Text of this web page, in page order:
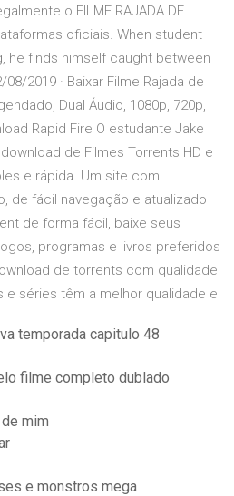
o FILME RAJADA DE
oficiais. When student
he finds himself caught between
2019 · Baixar Filme Rajada de
Dual Áudio, 1080p, 720p,
Rapid Fire O estudante Jake
de Filmes Torrents HD e
e rápida. Um site com
de fácil navegação e atualizado
de forma fácil, baixe seus
programas e livros preferidos
de torrents com qualidade
e séries têm a melhor qualidade e
temporada capitulo 48
filme completo dublado
mim
e monstros mega